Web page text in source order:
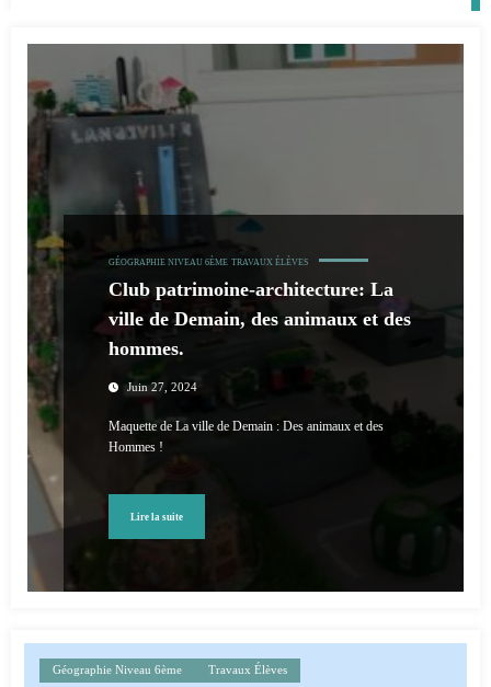
GÉOGRAPHIE NIVEAU 6ÈME TRAVAUX ÉLÈVES
Club patrimoine-architecture: La
ville de Demain, des animaux et des
hommes.
Juin 27, 2024
Maquette de La ville de Demain : Des animaux et des
Hommes !
Lire la suite
Géographie Niveau 6ème Travaux Élèves